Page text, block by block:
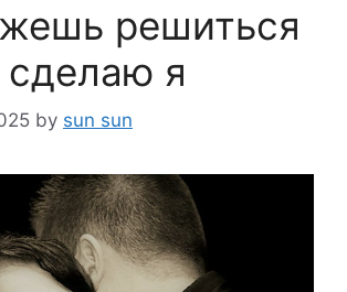
решиться
я
by sun sun